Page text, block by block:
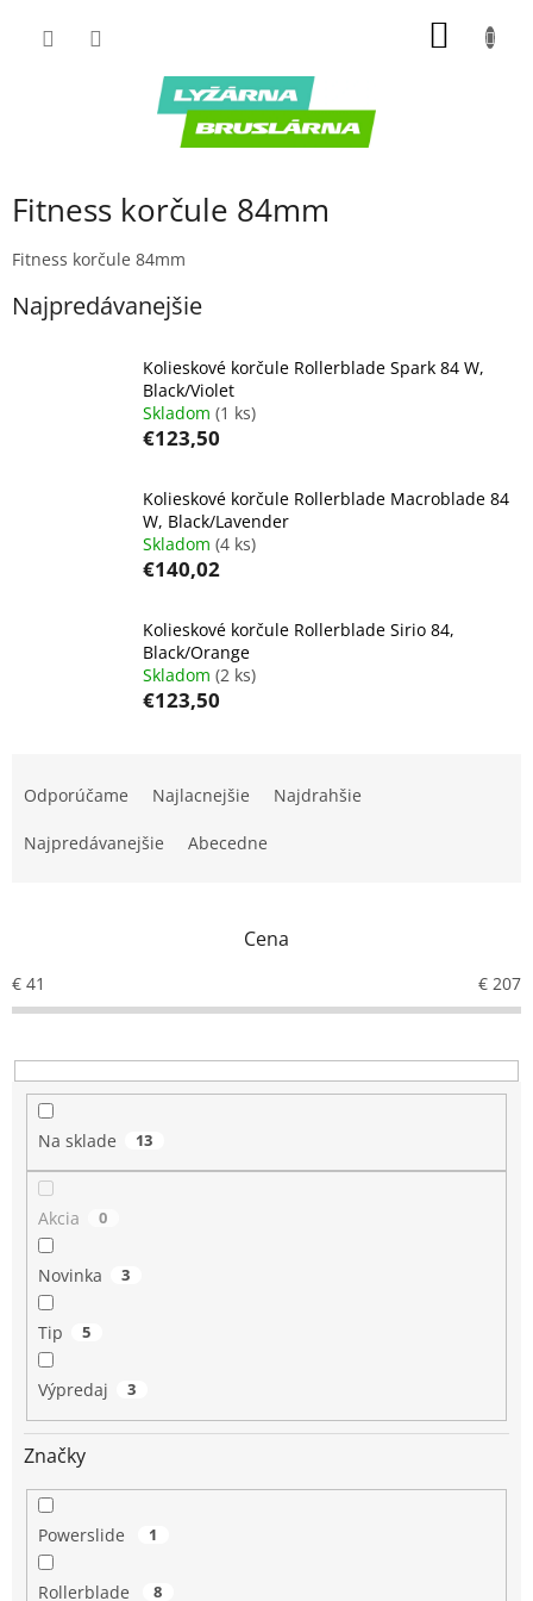
Fitness korčule 84mm
Fitness korčule 84mm
Najpredávanejšie
Kolieskové korčule Rollerblade Spark 84 W,
Black/Violet
Skladom (1 ks)
€123,50
Kolieskové korčule Rollerblade Macroblade 84
W, Black/Lavender
Skladom (4 ks)
€140,02
Kolieskové korčule Rollerblade Sirio 84,
Black/Orange
Skladom (2 ks)
€123,50
r
o
u
k
Odporúčame Najlacnejšie Najdrahšie
Najpredávanejšie Abecedne
Cena
€ 41 € 207
Na sklade 13
Akcia 0
Novinka 3
Tip 5
Výpredaj 3
Značky
Powerslide 1
Rollerblade 8